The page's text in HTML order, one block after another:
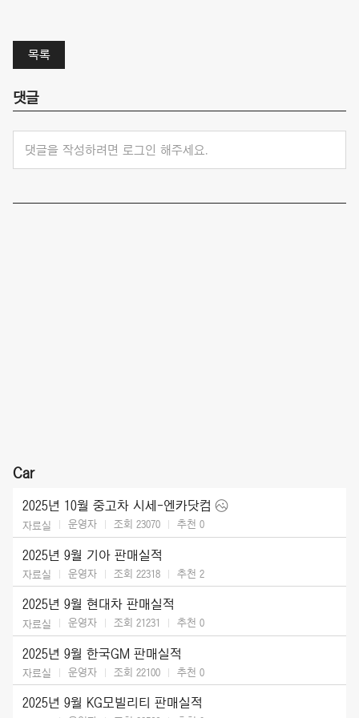
목록
댓글
댓글을 작성하려면 로그인 해주세요.
Car
2025년 10월 중고차 시세-엔카닷컴
자료실 운영자 조회 23070 추천 0
2025년 9월 기아 판매실적
자료실 운영자 조회 22318 추천 2
2025년 9월 현대차 판매실적
자료실 운영자 조회 21231 추천 0
2025년 9월 한국GM 판매실적
자료실 운영자 조회 22100 추천 0
2025년 9월 KG모빌리티 판매실적